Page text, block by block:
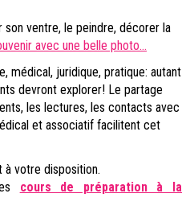
ventre, le peindre, décorer la
avec une belle photo...
médical, juridique, pratique: autant
devront explorer! Le partage
les lectures, les contacts avec
et associatif facilitent cet
à votre disposition.
cours de préparation à la